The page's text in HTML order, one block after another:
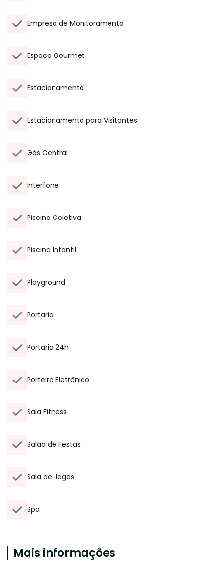
Empresa de Monitoramento
Espaco Gourmet
Estacionamento
Estacionamento para Visitantes
Gás Central
Interfone
Piscina Coletiva
Piscina Infantil
Playground
Portaria
Portaria 24h
Porteiro Eletrônico
Sala Fitness
Salão de Festas
Sala de Jogos
Spa
Mais informações